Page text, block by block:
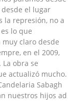
el lugar
la represión, no a
lo que
claro desde
en el 2009,
La obra se
actualizó mucho.
Sabagh
nuestros hijos ad